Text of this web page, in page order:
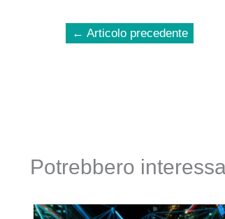
← Articolo precedente
Potrebbero